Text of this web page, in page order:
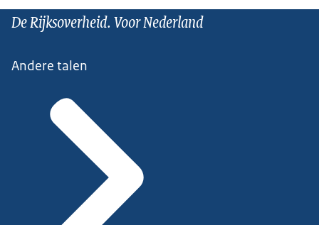
De Rijksoverheid. Voor Nederland
Andere talen